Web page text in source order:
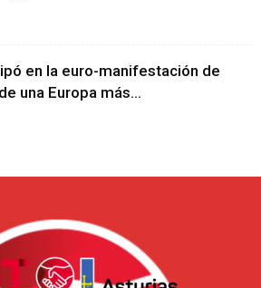
en la euro-manifestación de
una Europa más...